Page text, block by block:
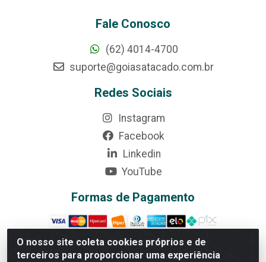
O nosso site coleta cookies próprios e de
terceiros para proporcionar uma experiência
Fale Conosco
(62) 4014-4700
suporte@goiasatacado.com.br
Redes Sociais
Instagram
Facebook
Linkedin
YouTube
Formas de Pagamento